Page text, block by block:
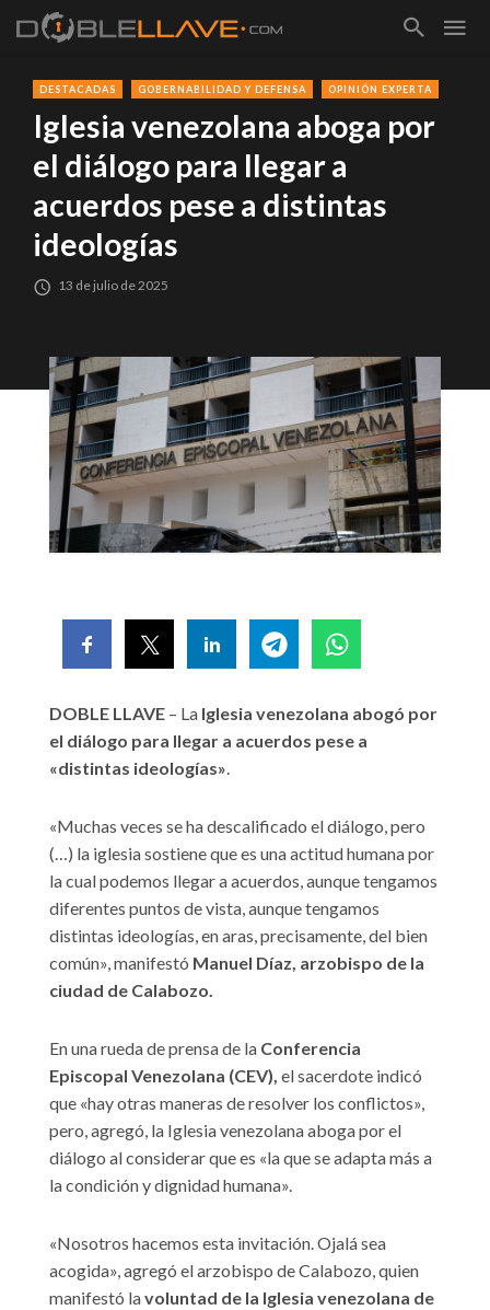
DESTACADAS GOBERNABILIDAD Y DEFENSA OPINIÓN EXPERTA
Iglesia venezolana aboga por
el diálogo para llegar a
acuerdos pese a distintas
ideologías
13 de julio de 2025
DOBLE LLAVE – La Iglesia venezolana abogó por
el diálogo para llegar a acuerdos pese a
«distintas ideologías».
«Muchas veces se ha descalificado el diálogo, pero
(…) la iglesia sostiene que es una actitud humana por
la cual podemos llegar a acuerdos, aunque tengamos
diferentes puntos de vista, aunque tengamos
distintas ideologías, en aras, precisamente, del bien
común», manifestó Manuel Díaz, arzobispo de la
ciudad de Calabozo.
En una rueda de prensa de la Conferencia
Episcopal Venezolana (CEV), el sacerdote indicó
que «hay otras maneras de resolver los conflictos»,
pero, agregó, la Iglesia venezolana aboga por el
diálogo al considerar que es «la que se adapta más a
la condición y dignidad humana».
«Nosotros hacemos esta invitación. Ojalá sea
acogida», agregó el arzobispo de Calabozo, quien
manifestó lavoluntad de la Iglesia venezolana de